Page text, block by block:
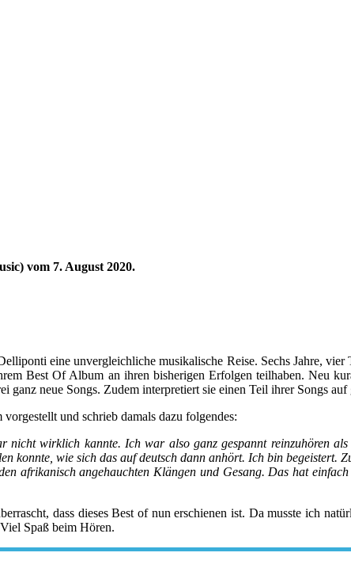
vom 7. August 2020.
eine unvergleichliche musikalische Reise. Sechs Jahre,
Best Of Album an ihren bisherigen Erfolgen teilhaben. Neu
ganz neue Songs. Zudem interpretiert sie einen Teil ihrer Songs
und schrieb damals dazu folgendes:
nicht wirklich kannte. Ich war also ganz gespannt reinzuhören
konnte, wie sich das auf deutsch dann anhört. Ich bin begeistert.
afrikanisch angehauchten Klängen und Gesang. Das hat
dass dieses Best of nun erschienen ist. Da musste ich
Spaß beim Hören.